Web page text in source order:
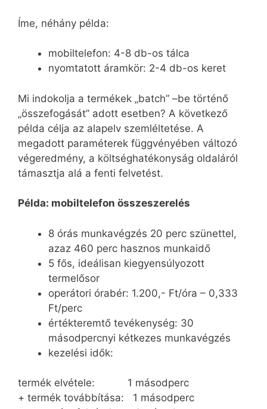
Íme, néhány példa:
mobiltelefon: 4-8 db-os tálca
nyomtatott áramkör: 2-4 db-os keret
Mi indokolja a termékek „batch” –be történő
„összefogását” adott esetben? A következő
példa célja az alapelv szemléltetése. A
megadott paraméterek függvényében változó
végeredmény, a költséghatékonyság oldaláról
támasztja alá a fenti felvetést.
Példa: mobiltelefon összeszerelés
8 órás munkavégzés 20 perc szünettel,
azaz 460 perc hasznos munkaidő
5 fős, ideálisan kiegyensúlyozott
termelősor
operátori órabér: 1.200,- Ft/óra – 0,333
Ft/perc
értékteremtő tevékenység: 30
másodpercnyi kétkezes munkavégzés
kezelési idők:
termék elvétele: 1 másodperc
+ termék továbbítása: 1 másodperc